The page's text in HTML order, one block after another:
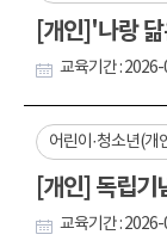
[개인]'나랑
교육기간 :
어린이·청소년(개
[개인] 독립기
교육기간 :